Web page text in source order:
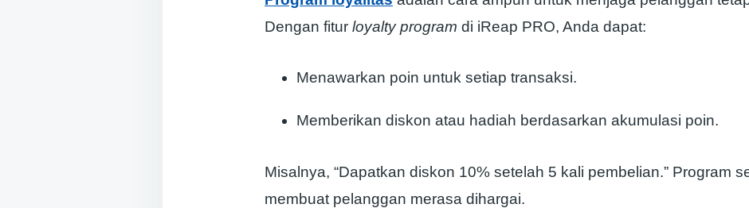
Dengan fitur loyalty program di iReap PRO, Anda dapat:
Menawarkan poin untuk setiap transaksi.
Memberikan diskon atau hadiah berdasarkan akumulasi poin.
Misalnya, “Dapatkan diskon 10% setelah 5 kali pembelian.” Program
membuat pelanggan merasa dihargai.